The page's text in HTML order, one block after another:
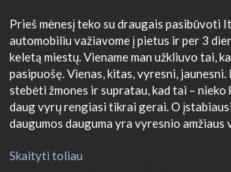
Prieš mėnesį teko su draugais pasibūvoti
automobiliu važiavome į pietus ir per 3
keletą miestų. Viename man užkliuvo tai,
pasipuošę. Vienas, kitas, vyresni, jaunesni.
stebėti žmones ir supratau, kad tai – nieko
daug vyrų rengiasi tikrai gerai. O
daugumos dauguma yra vyresnio amžiaus
Skaityti toliau